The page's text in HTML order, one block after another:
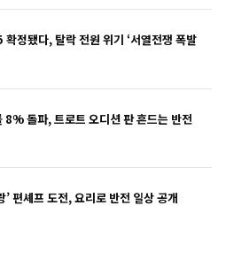
정됐다, 탈락 전원 위기 ‘서열전쟁 폭발
8% 돌파, 트로트 오디션 판 흔드는 반전
’ 편셰프 도전, 요리로 반전 일상 공개